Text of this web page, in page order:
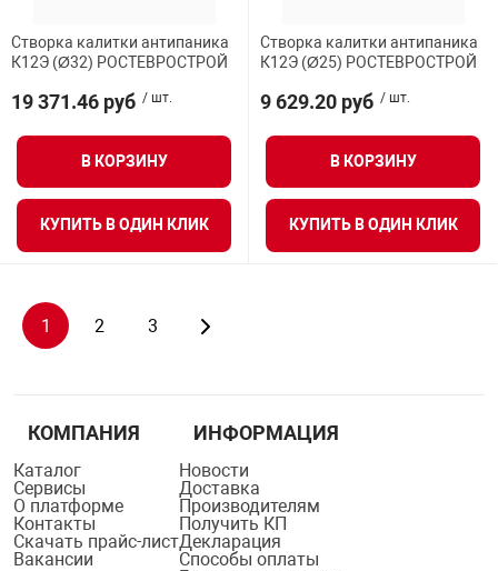
Створка калитки антипаника
К12Э (Ø32) РОСТЕВРОСТРОЙ
19 371.46 руб / шт.
В КОРЗИНУ
КУПИТЬ В ОДИН КЛИК
Створка калитки антипаника
К12Э (Ø25) РОСТЕВРОСТРОЙ
9 629.20 руб / шт.
В КОРЗИНУ
КУПИТЬ В ОДИН КЛИК
1 2 3
КОМПАНИЯ
Каталог
Сервисы
О платформе
Контакты
Скачать прайс-лист
Вакансии
ИНФОРМАЦИЯ
Новости
Доставка
Производителям
Получить КП
Декларация
Способы оплаты